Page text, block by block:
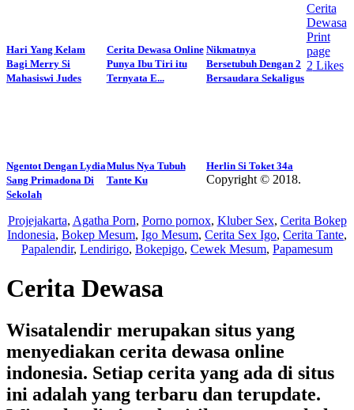
Hari Yang Kelam
Bagi Merry Si
Mahasiswi Judes
Cerita Dewasa Online
Punya Ibu Tiri itu
Ternyata E...
Nikmatnya
Bersetubuh Dengan 2
Bersaudara Sekaligus
Ngentot Dengan Lydia
Sang Primadona Di
Sekolah
Mulus Nya Tubuh
Tante Ku
Herlin Si Toket 34a
Cerita
Dewasa
Print
page
2 Likes
Copyright © 2018.
Projejakarta, Agatha Porn, Porno pornox, Kluber Sex, Cerita Bokep
Indonesia, Bokep Mesum, Igo Mesum, Cerita Sex Igo, Cerita Tante,
Papalendir, Lendirigo, Bokepigo, Cewek Mesum, Papamesum
Cerita Dewasa
Wisatalendir merupakan situs yang
menyediakan cerita dewasa online
indonesia. Setiap cerita yang ada di situs
ini adalah yang terbaru dan terupdate.